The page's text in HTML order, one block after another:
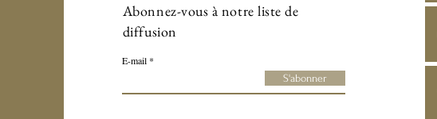
Abonnez-vous à notre liste de
diffusion
E-mail
S'abonner